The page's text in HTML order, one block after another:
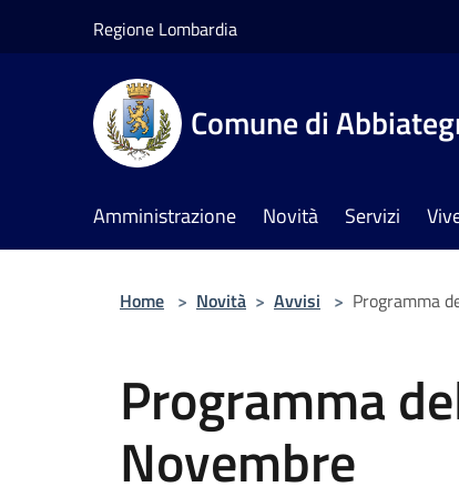
Regione Lombardia
Comune di
Amministrazione Novità Servizi
Home > Novità > Avvisi > Programma
Programma
Novembre